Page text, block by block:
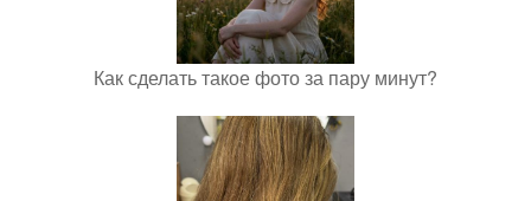
Как сделать такое фото за пару минут?